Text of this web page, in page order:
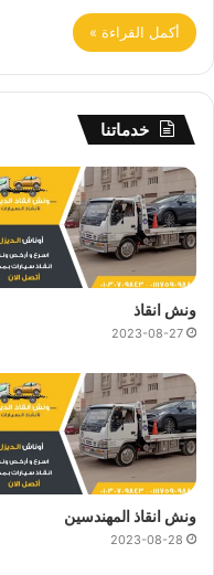
أكمل القراءة »
خدماتنا
ونش انقاذ
2023-08-27
ونش انقاذ المهندسين
2023-08-28